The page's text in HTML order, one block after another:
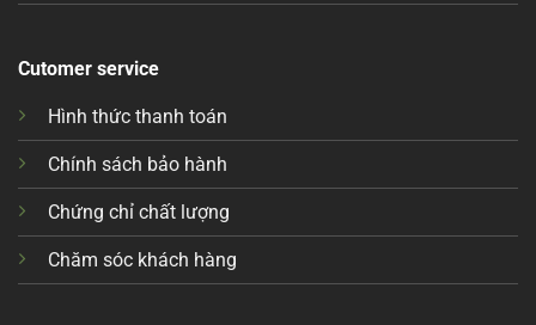
Cutomer service
Hình thức thanh toán
Chính sách bảo hành
Chứng chỉ chất lượng
Chăm sóc khách hàng